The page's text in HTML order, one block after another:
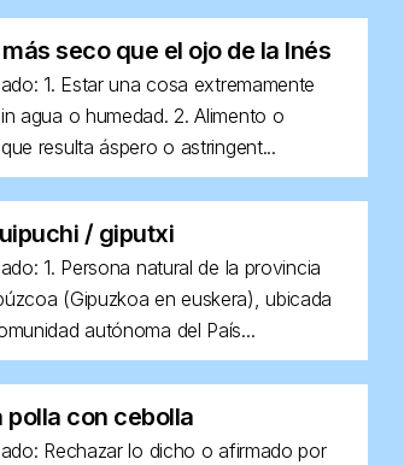
seco que el ojo de la Inés
1. Estar una cosa extremamente
agua o humedad. 2. Alimento o
resulta áspero o astringent...
/ giputxi
1. Persona natural de la provincia
(Gipuzkoa en euskera), ubicada
autónoma del País...
polla con cebolla
Rechazar lo dicho o afirmado por